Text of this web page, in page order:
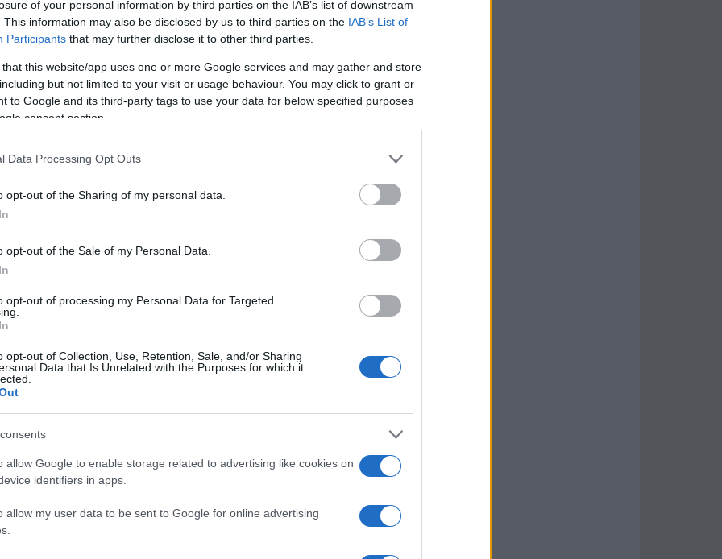
of your personal information by third parties on the IAB’s list of downstream
This information may also be disclosed by us to third parties on the IAB’s List of
Participants that may further disclose it to other third parties.
that this website/app uses one or more Google services and may gather and store
but not limited to your visit or usage behaviour. You may click to grant or
to Google and its third-party tags to use your data for below specified purposes
consent section.
Data Processing Opt Outs
opt-out of the Sharing of my personal data.
opt-out of the Sale of my Personal Data.
opt-out of processing my Personal Data for Targeted
opt-out of Collection, Use, Retention, Sale, and/or Sharing
Data that Is Unrelated with the Purposes for which it
allow Google to enable storage related to advertising like cookies on
identifiers in apps.
allow my user data to be sent to Google for online advertising
e altri—si può ottenere una base
deviazioni.
e
e capendo quando un dato è
una pista o un loop misurato, e un breve
distanze, passo medio e frequenza
e sensori esterni